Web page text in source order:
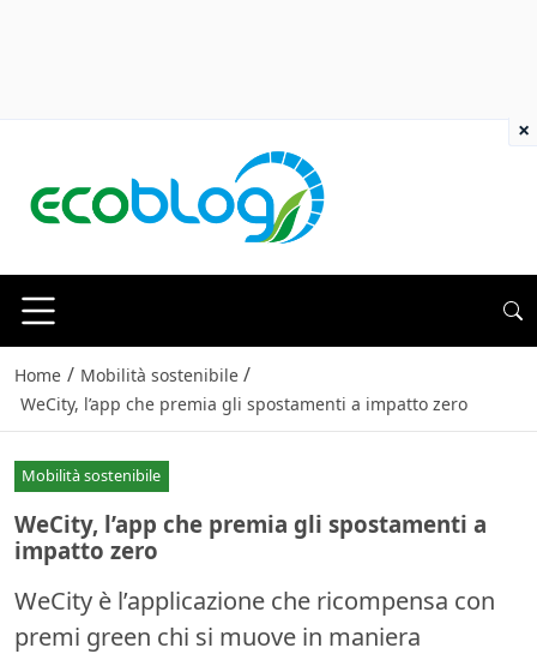
Home / Mobilità sostenibile /
WeCity, l’app che premia gli spostamenti a impatto zero
Mobilità sostenibile
WeCity, l’app che premia gli spostamenti a
impatto zero
WeCity è l’applicazione che ricompensa con
premi green chi si muove in maniera
×